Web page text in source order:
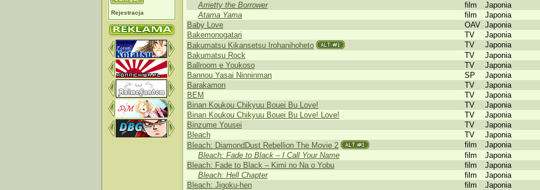
Rejestracja
Arrietty the Borrower
film Japonia
Atama Yama
film Japonia
Baby Love
OAV Japonia
Bakemonogatari
TV Japonia
Bakumatsu Kikansetsu Irohanihoheto
TV Japonia
Bakumatsu Rock
TV Japonia
Ballroom e Youkoso
TV Japonia
Bannou Yasai Ninninman
SP Japonia
Barakamon
TV Japonia
BEM
TV Japonia
Binan Koukou Chikyuu Bouei Bu Love!
TV Japonia
Binan Koukou Chikyuu Bouei Bu Love! Love!
TV Japonia
Binzume Yousei
TV Japonia
Bleach
TV Japonia
Bleach: DiamondDust Rebellion The Movie 2
film Japonia
Bleach: Fade to Black – I Call Your Name
film Japonia
Bleach: Fade to Black – Kimi no Na o Yobu
film Japonia
Bleach: Hell Chapter
film Japonia
Bleach: Jigoku-hen
film Japonia